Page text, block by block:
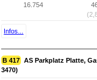
16.754
Infos...
B 417 AS Parkplatz Platte,
3470)